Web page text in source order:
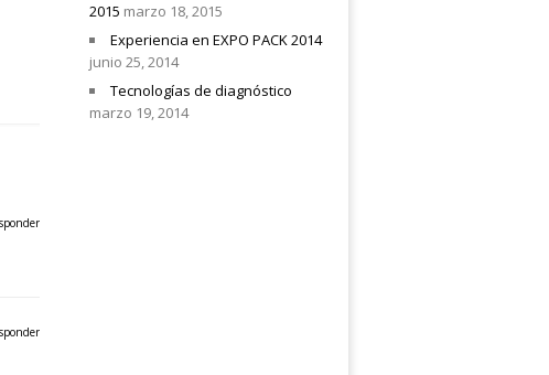
2015 marzo 18, 2015
Experiencia en EXPO PACK 2014
junio 25, 2014
Tecnologías de diagnóstico
marzo 19, 2014